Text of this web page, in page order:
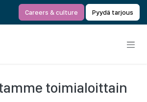
Careers & culture Pyydä tarjous
toimialoittain